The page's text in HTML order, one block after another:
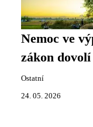
Nemoc ve
zákon dovolí
Ostatní
24. 05. 2026